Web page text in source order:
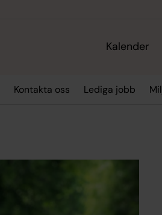
Kalender
Kontakta oss Lediga jobb